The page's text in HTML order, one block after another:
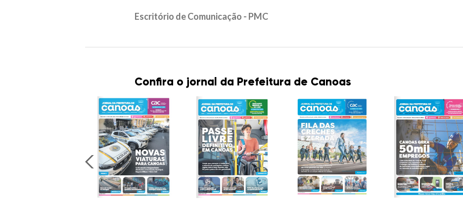
Escritório de Comunicação - PMC
Confira o jornal da Prefeitura de Canoas